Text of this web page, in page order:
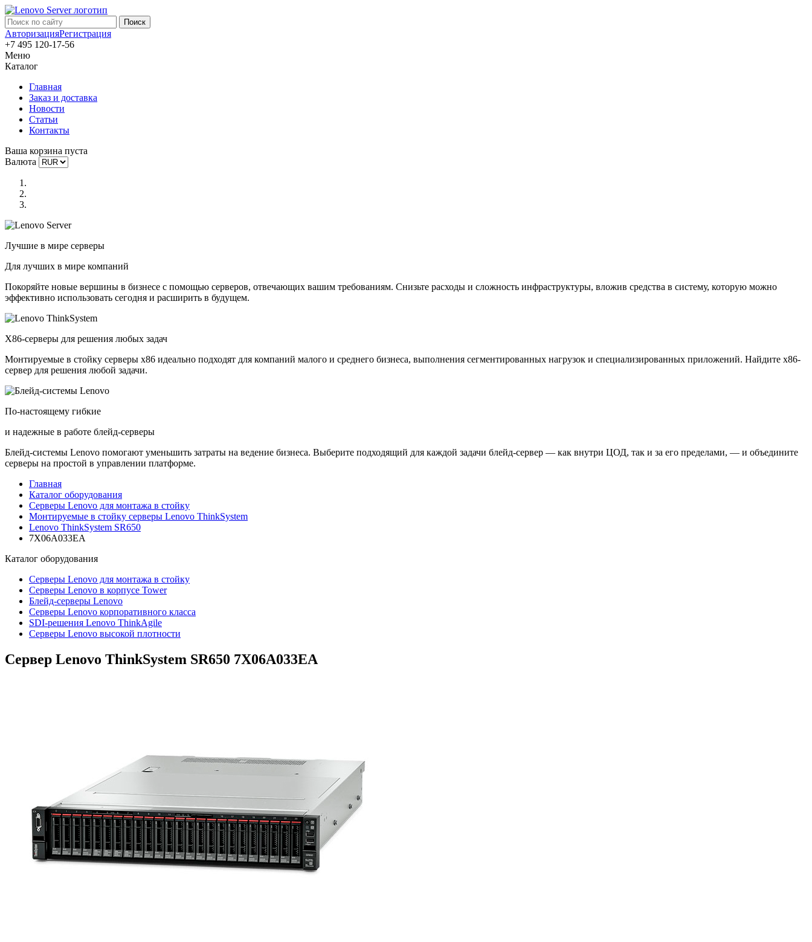
АвторизацияРегистрация
+7 495 120-17-56
Меню
Каталог
Главная
Заказ и доставка
Новости
Статьи
Контакты
Ваша корзина пуста
Валюта
Лучшие в мире серверы
Для лучших в мире компаний
Покоряйте новые вершины в бизнесе с помощью серверов, отвечающих вашим требованиям. Снизьте расходы и сложность инфраструктуры, вложив средства в систему, которую можно
эффективно использовать сегодня и расширить в будущем.
X86-серверы для решения любых задач
Монтируемые в стойку серверы x86 идеально подходят для компаний малого и среднего бизнеса, выполнения сегментированных нагрузок и специализированных приложений. Найдите x86-
сервер для решения любой задачи.
По-настоящему гибкие
и надежные в работе блейд-серверы
Блейд-системы Lenovo помогают уменьшить затраты на ведение бизнеса. Выберите подходящий для каждой задачи блейд-сервер — как внутри ЦОД, так и за его пределами, — и объедините
серверы на простой в управлении платформе.
Главная
Каталог оборудования
Серверы Lenovo для монтажа в стойку
Монтируемые в стойку серверы Lenovo ThinkSystem
Lenovo ThinkSystem SR650
7X06A033EA
Каталог оборудования
Серверы Lenovo для монтажа в стойку
Серверы Lenovo в корпусе Tower
Блейд-серверы Lenovo
Cерверы Lenovo корпоративного класса
SDI-решения Lenovo ThinkAgile
Серверы Lenovo высокой плотности
Сервер Lenovo ThinkSystem SR650 7X06A033EA